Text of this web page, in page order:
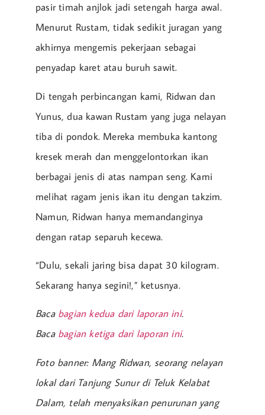
pasir timah anjlok jadi setengah harga awal.
Menurut Rustam, tidak sedikit juragan yang
akhirnya mengemis pekerjaan sebagai
penyadap karet atau buruh sawit.
Di tengah perbincangan kami, Ridwan dan
Yunus, dua kawan Rustam yang juga nelayan
tiba di pondok. Mereka membuka kantong
kresek merah dan menggelontorkan ikan
berbagai jenis di atas nampan seng. Kami
melihat ragam jenis ikan itu dengan takzim.
Namun, Ridwan hanya memandanginya
dengan ratap separuh kecewa.
“Dulu, sekali jaring bisa dapat 30 kilogram.
Sekarang hanya segini!,” ketusnya.
Baca bagian kedua dari laporan ini.
Baca bagian ketiga dari laporan ini.
Foto banner: Mang Ridwan, seorang nelayan
lokal dari Tanjung Sunur di Teluk Kelabat
Dalam, telah menyaksikan penurunan yang